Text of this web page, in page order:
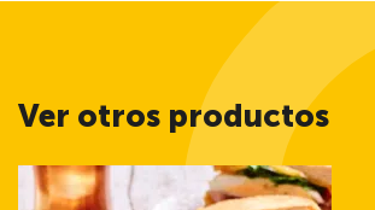
Ver otros productos